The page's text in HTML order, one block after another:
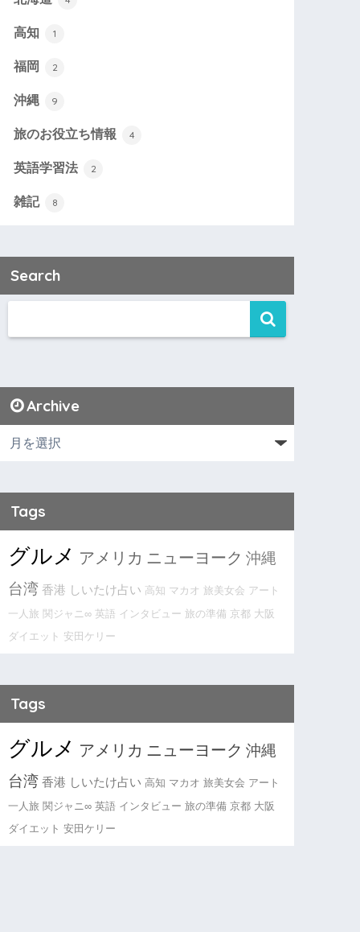
高知 1
福岡 2
沖縄 9
旅のお役立ち情報 4
英語学習法 2
雑記 8
Search
Archive
Tags
グルメ アメリカ ニューヨーク 沖縄
台湾 香港 しいたけ占い 高知 マカオ 旅美女会 アート
一人旅 関ジャニ∞ 英語 インタビュー 旅の準備 京都 大阪
ダイエット 安田ケリー
Tags
グルメ アメリカ ニューヨーク 沖縄
台湾 香港 しいたけ占い 高知 マカオ 旅美女会 アート
一人旅 関ジャニ∞ 英語 インタビュー 旅の準備 京都 大阪
ダイエット 安田ケリー